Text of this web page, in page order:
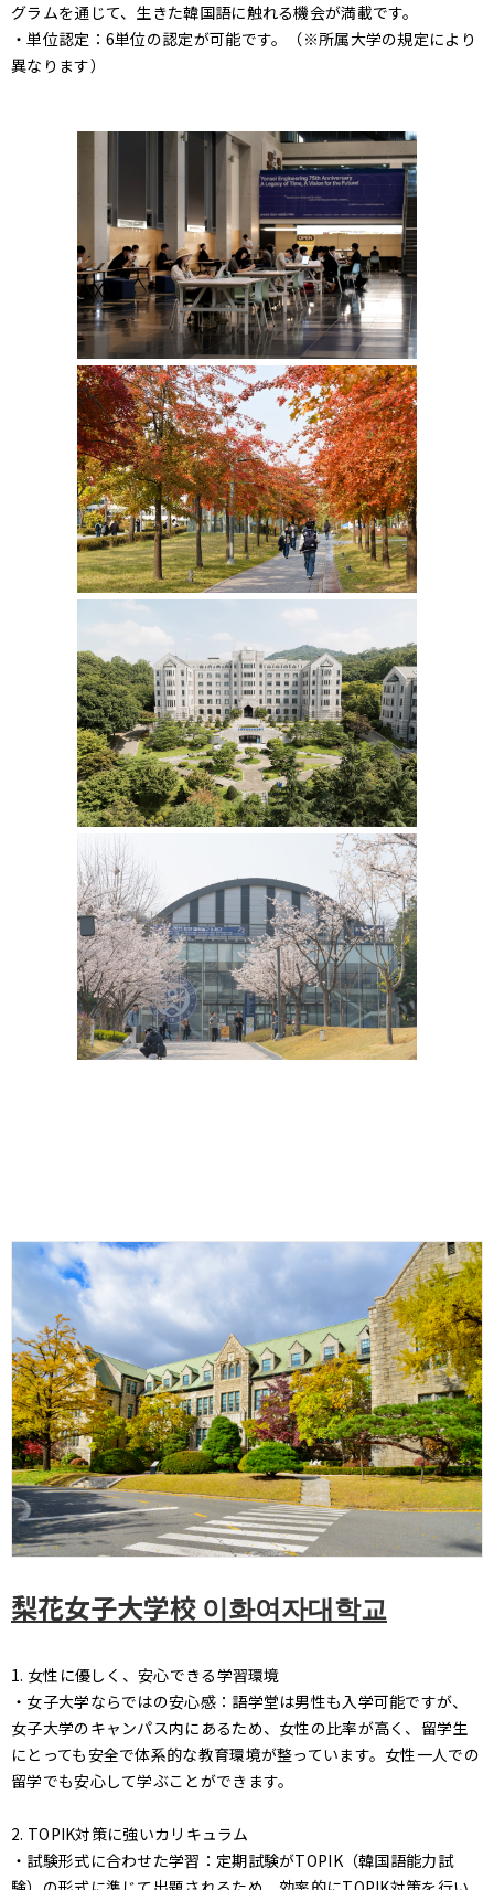
グラムを通じて、生きた韓国語に触れる機会が満載です。
・単位認定：6単位の認定が可能です。（※所属大学の規定により
異なります）
梨花女子大学校 이화여자대학교
1. 女性に優しく、安心できる学習環境
・女子大学ならではの安心感：語学堂は男性も入学可能ですが、
女子大学のキャンパス内にあるため、女性の比率が高く、留学生
にとっても安全で体系的な教育環境が整っています。女性一人での
留学でも安心して学ぶことができます。
2. TOPIK対策に強いカリキュラム
・試験形式に合わせた学習：定期試験がTOPIK（韓国語能力試